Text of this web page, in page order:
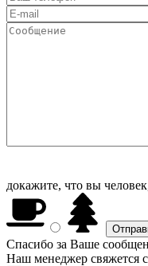
докажите, что вы
Спасибо за Ваше
Наш менеджер свяжется